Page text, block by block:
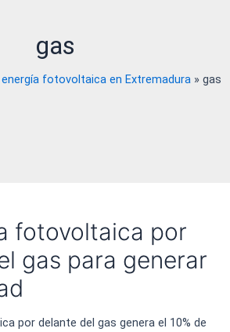
gas
fotovoltaica en Extremadura gas
fotovoltaica por
gas para generar
por delante del gas genera el 10% de